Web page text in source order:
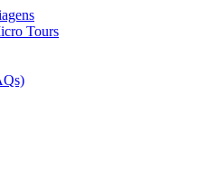
Tours